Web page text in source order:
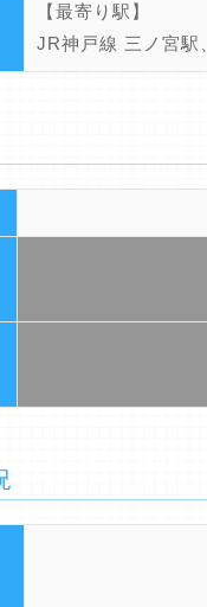
【最寄り駅】
JR神戸線 三ノ宮駅